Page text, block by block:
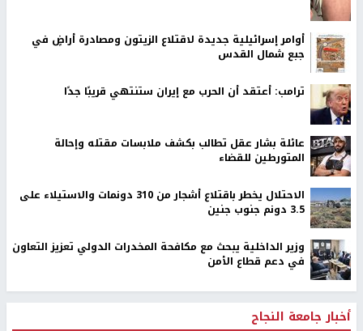
أوامر إسرائيلية جديدة لاقتلاع الزيتون ومصادرة أراضٍ في
جبع شمال القدس
ترامب: أعتقد أن الحرب مع إيران ستنتهي قريبًا جدًا
عائلة بشار عقل تطالب بكشف ملابسات مقتله وإحالة
المتورطين للقضاء
الاحتلال يخطر باقتلاع أشجار من 310 دونمات والاستيلاء على
3.5 دونم جنوب جنين
وزير الداخلية يبحث مع مكافحة المخدرات الدولي تعزيز التعاون
في دعم قطاع الأمن
أخبار جامعة النجاح